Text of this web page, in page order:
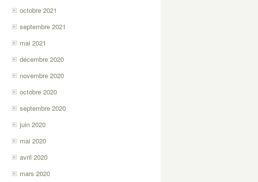
octobre 2021
septembre 2021
mai 2021
décembre 2020
novembre 2020
octobre 2020
septembre 2020
juin 2020
mai 2020
avril 2020
mars 2020